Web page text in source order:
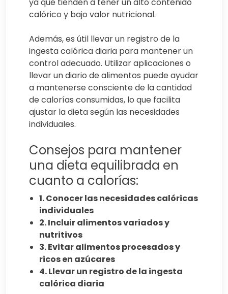
calórico y bajo valor nutricional.
Además, es útil llevar un registro de la
ingesta calórica diaria para mantener un
control adecuado. Utilizar aplicaciones o
llevar un diario de alimentos puede ayudar
a mantenerse consciente de la cantidad
de calorías consumidas, lo que facilita
ajustar la dieta según las necesidades
individuales.
Consejos para mantener
una dieta equilibrada en
cuanto a calorías:
1. Conocer las necesidades calóricas
individuales
2. Incluir alimentos variados y
nutritivos
3. Evitar alimentos procesados y
ricos en azúcares
4. Llevar un registro de la ingesta
calórica diaria